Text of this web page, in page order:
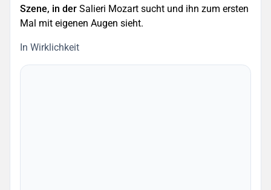
Szene, in der Salieri Mozart sucht und ihn zum ersten
Mal mit eigenen Augen sieht.
In Wirklichkeit